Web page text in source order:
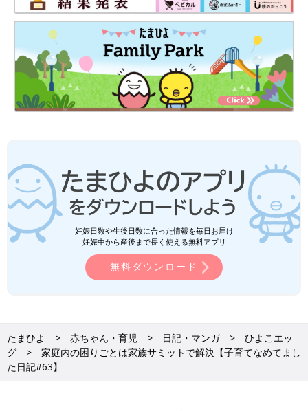
妊娠日数や生後日数に合った情報を毎日お届け
妊娠中から産後まで長く使える無料アプリ
無料ダウンロード
たまひよ 赤ちゃん・育児 日記・マンガ
ひよこエッ
グ
家庭内の困りごとは家族サミットで解決【子育てなめてまし
た日記#63】